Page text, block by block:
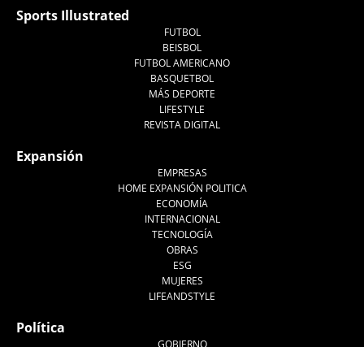
Sports Illustrated
FUTBOL
BEISBOL
FUTBOL AMERICANO
BASQUETBOL
MÁS DEPORTE
LIFESTYLE
REVISTA DIGITAL
Expansión
EMPRESAS
HOME EXPANSIÓN POLITICA
ECONOMÍA
INTERNACIONAL
TECNOLOGÍA
OBRAS
ESG
MUJERES
LIFEANDSTYLE
Política
GOBIERNO